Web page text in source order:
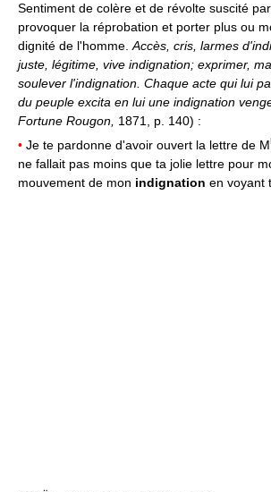
Sentiment de colère et de révolte suscité
provoquer la réprobation et porter plus ou
dignité de l'homme. Accès, cris, larmes
juste, légitime, vive indignation; exprimer,
soulever l'indignation. Chaque acte qui lui
du peuple excita en lui une indignation
Fortune Rougon, 1871, p. 140) :
• Je te pardonne d'avoir ouvert la lettre de M
ne fallait pas moins que ta jolie lettre pour
mouvement de mon indignation en voyant